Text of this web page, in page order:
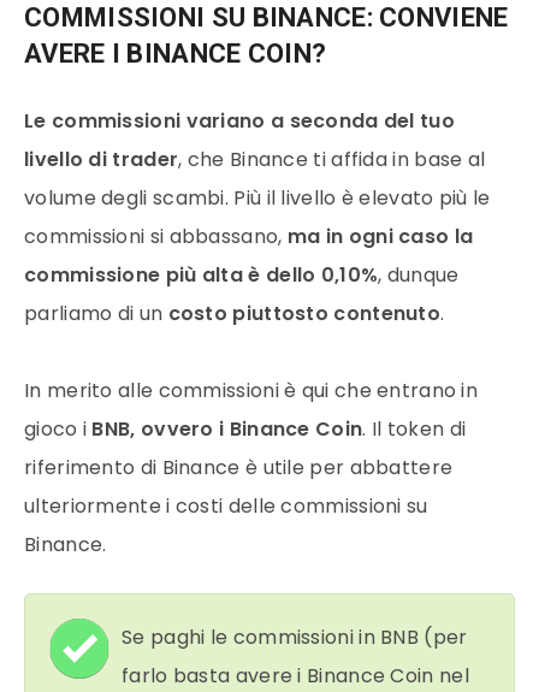
COMMISSIONI SU BINANCE: CONVIENE
AVERE I BINANCE COIN?
Le commissioni variano a seconda del tuo
livello di trader, che Binance ti affida in base al
volume degli scambi. Più il livello è elevato più le
commissioni si abbassano, ma in ogni caso la
commissione più alta è dello 0,10%, dunque
parliamo di un costo piuttosto contenuto.
In merito alle commissioni è qui che entrano in
gioco i BNB, ovvero i Binance Coin. Il token di
riferimento di Binance è utile per abbattere
ulteriormente i costi delle commissioni su
Binance.
Se paghi le commissioni in BNB (per
farlo basta avere i Binance Coin nel